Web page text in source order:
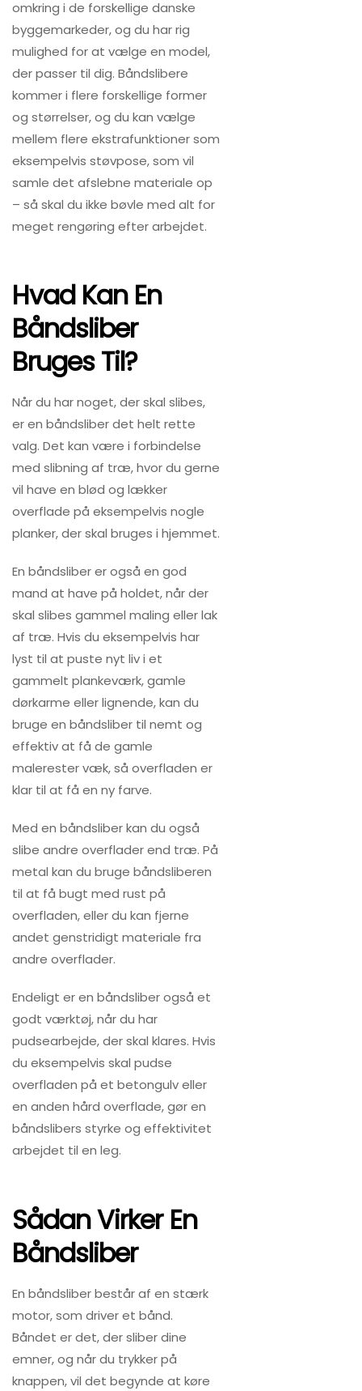
omkring i de forskellige danske
byggemarkeder, og du har rig
mulighed for at vælge en model,
der passer til dig. Båndslibere
kommer i flere forskellige former
og størrelser, og du kan vælge
mellem flere ekstrafunktioner som
eksempelvis støvpose, som vil
samle det afslebne materiale op
– så skal du ikke bøvle med alt for
meget rengøring efter arbejdet.
Hvad Kan En
Båndsliber
Bruges Til?
Når du har noget, der skal slibes,
er en båndsliber det helt rette
valg. Det kan være i forbindelse
med slibning af træ, hvor du gerne
vil have en blød og lækker
overflade på eksempelvis nogle
planker, der skal bruges i hjemmet.
En båndsliber er også en god
mand at have på holdet, når der
skal slibes gammel maling eller lak
af træ. Hvis du eksempelvis har
lyst til at puste nyt liv i et
gammelt plankeværk, gamle
dørkarme eller lignende, kan du
bruge en båndsliber til nemt og
effektiv at få de gamle
malerester væk, så overfladen er
klar til at få en ny farve.
Med en båndsliber kan du også
slibe andre overflader end træ. På
metal kan du bruge båndsliberen
til at få bugt med rust på
overfladen, eller du kan fjerne
andet genstridigt materiale fra
andre overflader.
Endeligt er en båndsliber også et
godt værktøj, når du har
pudsearbejde, der skal klares. Hvis
du eksempelvis skal pudse
overfladen på et betongulv eller
en anden hård overflade, gør en
båndslibers styrke og effektivitet
arbejdet til en leg.
Sådan Virker En
Båndsliber
En båndsliber består af en stærk
motor, som driver et bånd.
Båndet er det, der sliber dine
emner, og når du trykker på
knappen, vil det begynde at køre